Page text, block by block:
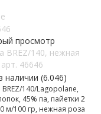
просмотр
BREZ/140, нежная
46646
наличии (6.046)
140/Lagopolane,
45% па, пайетки 2
м/100 гр, нежная роза